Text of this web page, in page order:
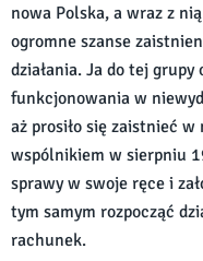
nowa Polska, a wraz z
ogromne szanse
działania. Ja do tej grupy
funkcjonowania w
aż prosiło się zaistnieć
wspólnikiem w sierpniu
sprawy w swoje ręce i
tym samym rozpocząć
rachunek.